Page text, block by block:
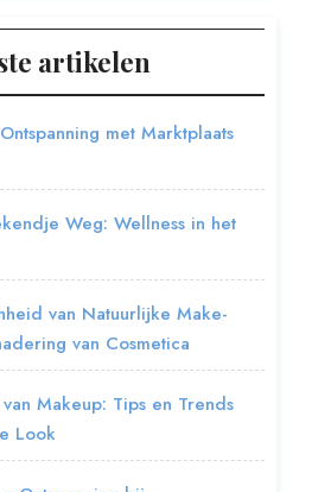
artikelen
met Marktplaats
Weg: Wellness in het
van Natuurlijke Make-
van Cosmetica
Makeup: Tips en Trends
Look